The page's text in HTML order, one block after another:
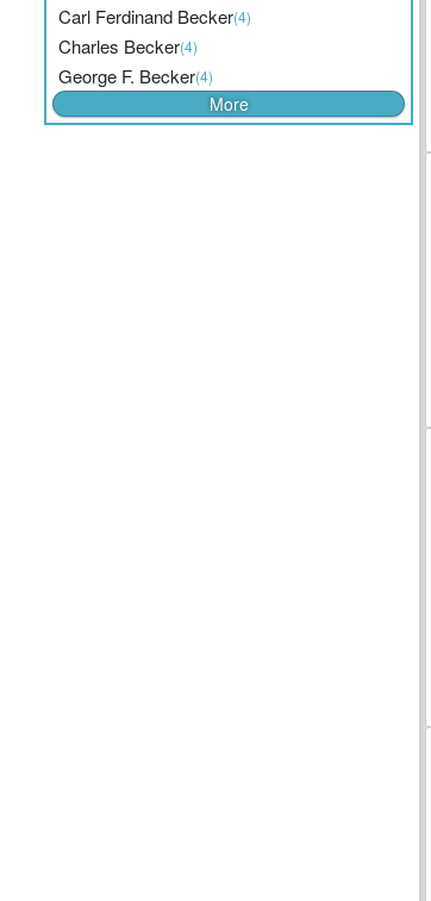
Carl Ferdinand Becker(4)
Charles Becker(4)
George F. Becker(4)
More